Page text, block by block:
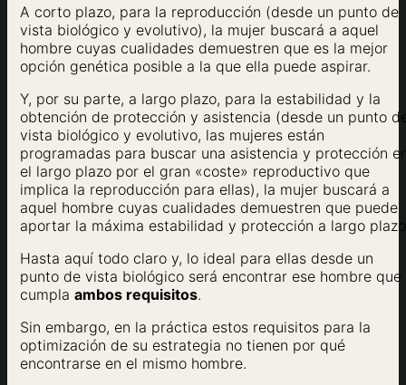
A corto plazo, para la reproducción (desde un punto de
vista biológico y evolutivo), la mujer buscará a aquel
hombre cuyas cualidades demuestren que es la mejor
opción genética posible a la que ella puede aspirar.
Y, por su parte, a largo plazo, para la estabilidad y la
obtención de protección y asistencia (desde un punto
vista biológico y evolutivo, las mujeres están
programadas para buscar una asistencia y protección
el largo plazo por el gran «coste» reproductivo que
implica la reproducción para ellas), la mujer buscará a
aquel hombre cuyas cualidades demuestren que puede
aportar la máxima estabilidad y protección a largo
Hasta aquí todo claro y, lo ideal para ellas desde un
punto de vista biológico será encontrar ese hombre que
cumpla ambos requisitos.
Sin embargo, en la práctica estos requisitos para la
optimización de su estrategia no tienen por qué
encontrarse en el mismo hombre.